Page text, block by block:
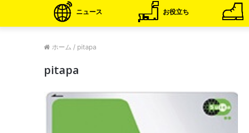
ニュース お役立ち
ホーム / pitapa
pitapa